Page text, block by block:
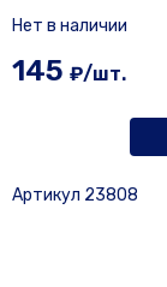
Нет в наличии
145 ₽/шт.
Артикул 23808